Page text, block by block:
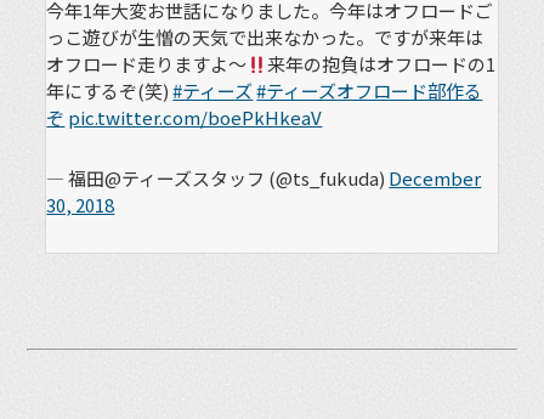
今年1年大変お世話になりました。今年はオフロードご
っこ遊びが生憎の天気で出来なかった。ですが来年は
オフロード走りますよ～
来年の抱負はオフロードの1
年にするぞ(笑)#ティーズ#ティーズオフロード部作る
ぞ pic.twitter.com/boePkHkeaV
— 福田@ティーズスタッフ (@ts_fukuda) December
30, 2018